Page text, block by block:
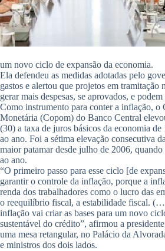
um novo ciclo de expansão da economia.
Ela defendeu as medidas adotadas pelo
gastos e alertou que projetos em tramitação
gerar mais despesas, se aprovados, e
Como instrumento para conter a inflação, o
Monetária (Copom) do Banco Central
(30) a taxa de juros básicos da economia
ao ano. Foi a sétima elevação consecutiva
maior patamar desde julho de 2006,
ao ano.
“O primeiro passo para esse ciclo [de
garantir o controle da inflação, porque a
renda dos trabalhadores como o lucro das
o reequilíbrio fiscal, a estabilidade fiscal.
inflação vai criar as bases para um novo
sustentável do crédito”, afirmou a
uma mesa retangular, no Palácio da
e ministros dos dois lados.